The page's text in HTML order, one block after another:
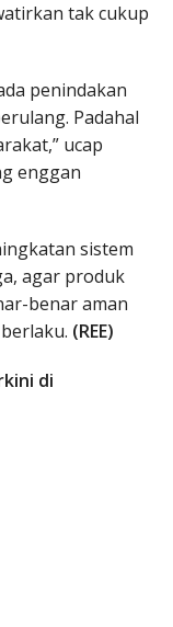
tak cukup
penindakan
Padahal
ucap
enggan
sistem
agar produk
benar aman
(REE)
di